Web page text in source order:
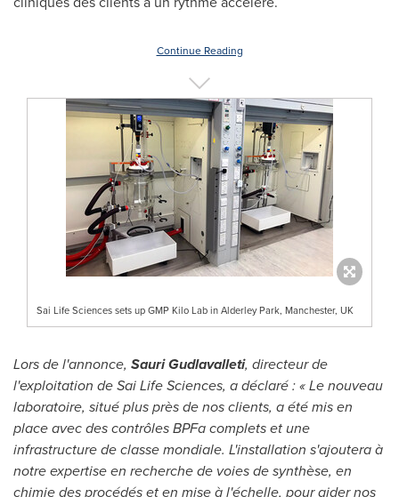
Continue Reading
Sai Life Sciences sets up GMP Kilo Lab in Alderley Park, Manchester, UK
Lors del'annonce, Sauri Gudlavalleti, directeur de
l'exploitation de Sai Life Sciences, a déclaré : « Le nouveau
laboratoire, situé plus près de nos clients, a été mis en
place avec des contrôles BPFa complets et une
infrastructure de classe mondiale. L'installation s'ajoutera à
notre expertise en recherche de voies de synthèse, en
chimie des procédés et en mise à l'échelle, pour aider nos